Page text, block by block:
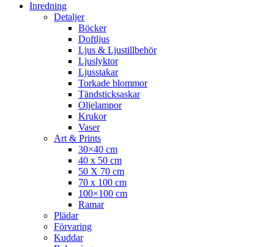
Inredning
Detaljer
Böcker
Doftljus
Ljus & Ljustillbehör
Ljuslyktor
Ljusstakar
Torkade blommor
Tändsticksaskar
Oljelampor
Krukor
Vaser
Art & Prints
30×40 cm
40 x 50 cm
50 X 70 cm
70 x 100 cm
100×100 cm
Ramar
Plädar
Förvaring
Kuddar